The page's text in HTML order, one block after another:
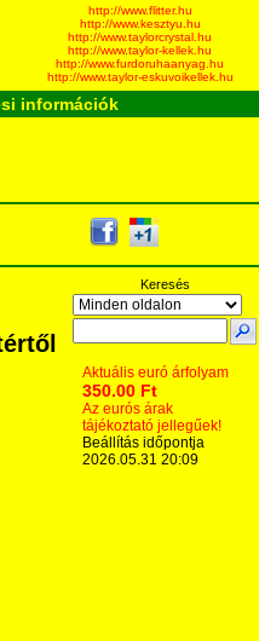
http://www.flitter.hu
http://www.kesztyu.hu
http://www.taylorcrystal.hu
http://www.taylor-kellek.hu
http://www.furdoruhaanyag.hu
http://www.taylor-eskuvoikellek.hu
információk
Keresés
Aktuális euró árfolyam
350.00 Ft
Az eurós árak
tájékoztató jellegűek!
Beállítás időpontja
2026.05.31 20:09